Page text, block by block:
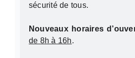
sécurité de tous.
Nouveaux horaires
de 8h à 16h.